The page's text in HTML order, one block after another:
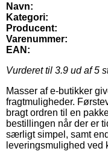
Navn:
Kategori:
Producent:
Varenummer:
EAN:
Vurderet til 3.9 ud af 5
Masser af e-butikker
fragtmuligheder.
bragt ordren til en
bestillingen når der er
særligt simpel, samt
leveringsmulighed ved